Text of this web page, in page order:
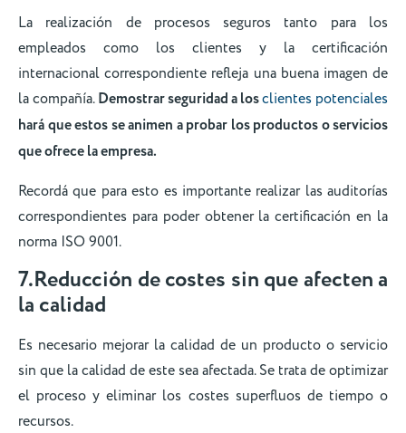
La realización de procesos seguros tanto para los
empleados como los clientes y la certificación
internacional correspondiente refleja una buena imagen de
la compañía.Demostrar seguridad a losclientes potenciales
hará que estos se animen a probar los productos o servicios
que ofrece la empresa.
Recordá que para esto es importante realizar las auditorías
correspondientes para poder obtener la certificación en la
norma ISO 9001.
7.Reducción de costes sin que afecten a
la calidad
Es necesario mejorar la calidad de un producto o servicio
sin que la calidad de este sea afectada. Se trata de optimizar
el proceso y eliminar los costes superfluos de tiempo o
recursos.